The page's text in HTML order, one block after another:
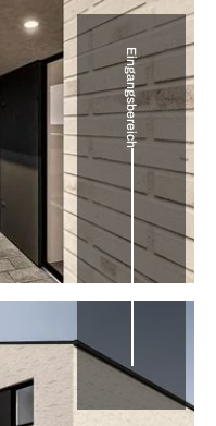
Eingangsbereich
Straßenansicht